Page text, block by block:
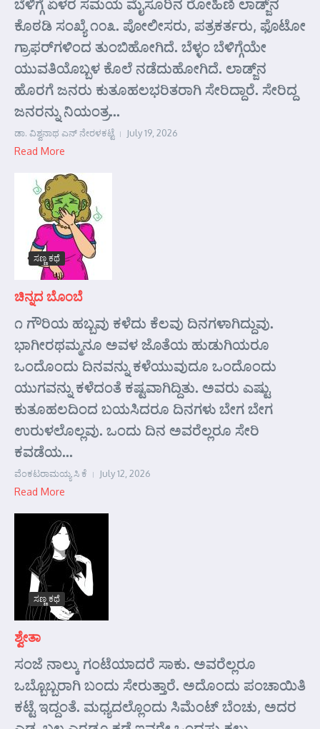
ಕೊಠಡಿ ಸಂಖ್ಯೆ ೧೦೩. ಪೋಲೀಸರು, ಪತ್ರಕರ್ತರು, ಫೊಟೋ
ಗ್ರಾಫರ್‌ಗಳಿಂದ ತುಂಬಿಹೋಗಿದೆ. ಬೆಳ್ಳಂ ಬೆಳಿಗ್ಗೆಯೇ
ಯುವತಿಯೊಬ್ಬಳ ಕೊಲೆ ನಡೆದುಹೋಗಿದೆ. ಲಾಡ್ಜ್‌ನ
ಹೊರಗೆ ಜನರು ಕುತೂಹಲಭರಿತರಾಗಿ ಸೇರಿದ್ದಾರೆ. ಸೇರಿದ್ದ
ಜನರನ್ನು ನಿಯಂತ್ರ...
ಡಾ. ವಿಶ್ವನಾಥ ಎನ್ ನೇರಳಕಟ್ಟೆ July 19, 2026
Read More
ಸಣ್ಣ ಕಥೆ
ಚಿನ್ನದ ಬೊಂಬೆ
೧ ಗೌರಿಯ ಹಬ್ಬವು ಕಳೆದು ಕೆಲವು ದಿನಗಳಾಗಿದ್ದುವು.
ಭಾಗೀರಥಮ್ಮನೂ ಅವಳ ಜೊತೆಯ ಹುಡುಗಿಯರೂ
ಒಂದೊಂದು ದಿನವನ್ನು ಕಳೆಯುವುದೂ ಒಂದೊಂದು
ಯುಗವನ್ನು ಕಳೆದಂತೆ ಕಷ್ಟವಾಗಿದ್ದಿತು. ಅವರು ಎಷ್ಟು
ಕುತೂಹಲದಿಂದ ಬಯಸಿದರೂ ದಿನಗಳು ಬೇಗ ಬೇಗ
ಉರುಳಲೊಲ್ಲವು. ಒಂದು ದಿನ ಅವರೆಲ್ಲರೂ ಸೇರಿ
ಕವಡೆಯ...
ವೆಂಕಟರಾಮಯ್ಯ ಸಿ ಕೆ July 12, 2026
Read More
ಸಣ್ಣ ಕಥೆ
ಶ್ವೇತಾ
ಸಂಜೆ ನಾಲ್ಕು ಗಂಟೆಯಾದರೆ ಸಾಕು. ಅವರೆಲ್ಲರೂ
ಒಬ್ಬೊಬ್ಬರಾಗಿ ಬಂದು ಸೇರುತ್ತಾರೆ. ಅದೊಂದು ಪಂಚಾಯಿತಿ
ಕಟ್ಟೆ ಇದ್ದಂತೆ. ಮಧ್ಯದಲ್ಲೊಂದು ಸಿಮೆಂಟ್ ಬೆಂಚು, ಅದರ